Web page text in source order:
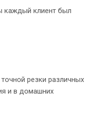
каждый клиент был
резки различных
и в домашних